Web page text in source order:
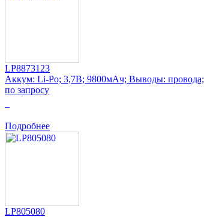
LP8873123
Аккум: Li-Po; 3,7В; 9800мАч; Выводы:
по запросу
Подробнее
LP805080